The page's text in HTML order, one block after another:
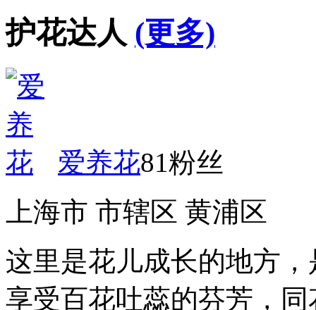
护花达人 (更多)
爱养花81粉丝
上海市 市辖区 黄浦区
这里是花儿成长的地方
享受百花吐蕊的芬芳，